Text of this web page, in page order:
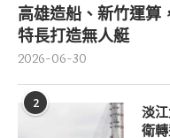
高雄造船、新竹運
特長打造無人艇
2026-06-30
2
淡
衛